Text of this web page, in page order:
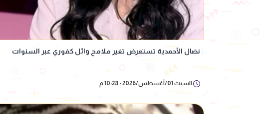
نضال الأحمدية تستعرض تغير ملامح وائل كفوري عبر السنوات
السبت 01/أغسطس/2026 - 10:28 م